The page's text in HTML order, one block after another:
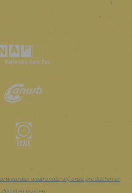
waaronder wij onze producten en
diensten leveren.